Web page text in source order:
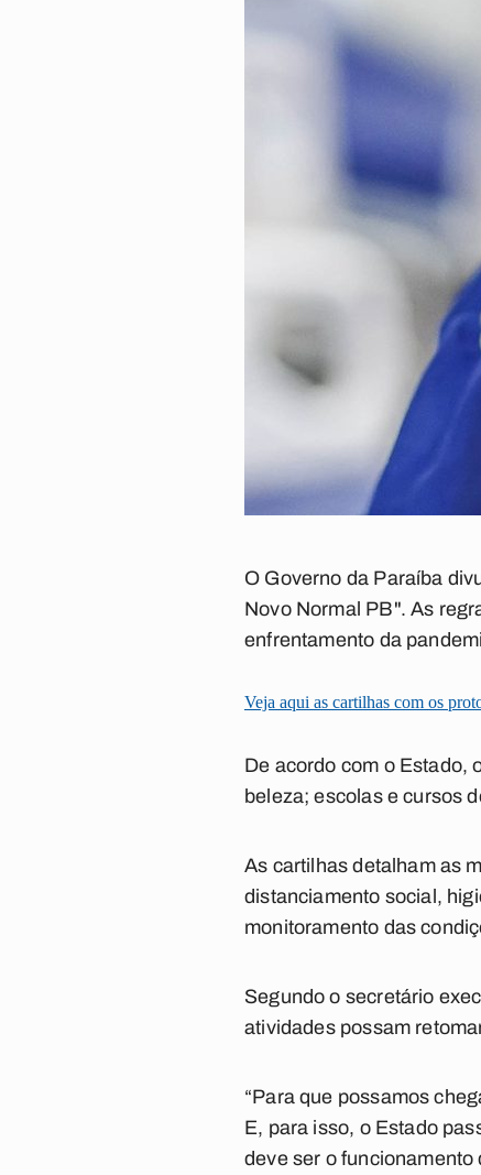
O Governo da Paraíba
Novo Normal PB". As
enfrentamento da
Veja aqui as cartilhas com os
De acordo com o Estado,
beleza; escolas e cursos
As cartilhas detalham as
distanciamento social,
monitoramento das
Segundo o secretário
atividades possam
“Para que possamos
E, para isso, o Estado
deve ser o funcionamento